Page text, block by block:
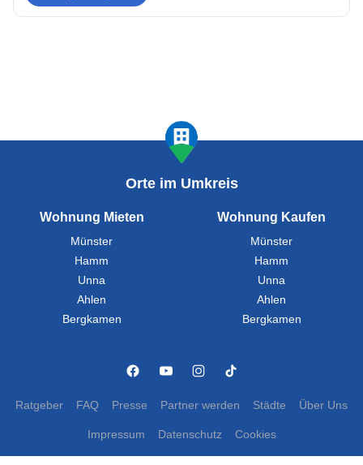
Orte im Umkreis
Wohnung Mieten
Münster
Hamm
Unna
Ahlen
Bergkamen
Wohnung Kaufen
Münster
Hamm
Unna
Ahlen
Bergkamen
Ratgeber FAQ Presse Partner werden Städte Über Uns
Impressum Datenschutz Cookies